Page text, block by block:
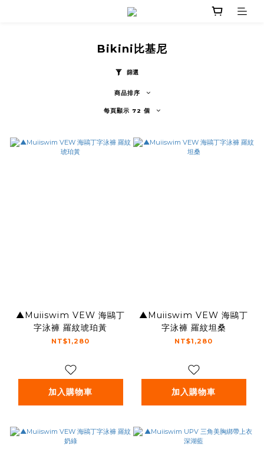
Bikini比基尼
篩選
商品排序
每頁顯示 72 個
▲Muiiswim VEW 海鷗丁
字泳褲 羅紋琥珀黃
NT$1,280
加入購物車
▲Muiiswim VEW 海鷗丁
字泳褲 羅紋坦桑
NT$1,280
加入購物車